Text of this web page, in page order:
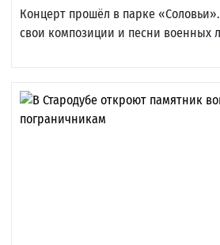
Концерт прошёл в парке
свои композиции и песни военных